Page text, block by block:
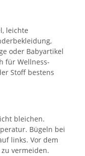
leichte
oder Babyartikel
für Wellness-
Stoff bestens
bleichen.
Bügeln bei
links. Vor dem
vermeiden.